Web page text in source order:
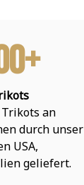
an
durch unser
USA,
geliefert.